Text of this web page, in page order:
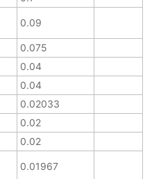
0.09
0.075
0.04
0.04
0.02033
0.02
0.02
0.01967